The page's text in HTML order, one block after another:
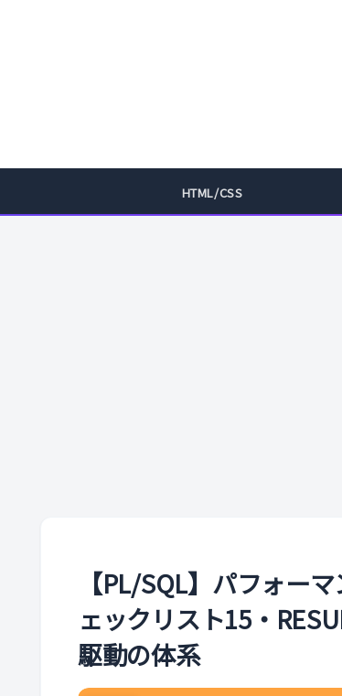
HTML/CSS
【PL/SQL】パフォー
ェックリスト15・
駆動の体系